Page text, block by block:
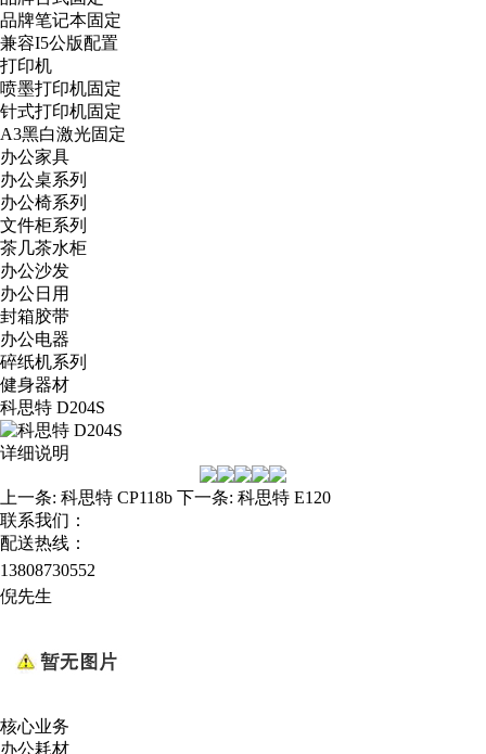
品牌笔记本固定
兼容I5公版配置
打印机
喷墨打印机固定
针式打印机固定
A3黑白激光固定
办公家具
办公桌系列
办公椅系列
文件柜系列
茶几茶水柜
办公沙发
办公日用
封箱胶带
办公电器
碎纸机系列
健身器材
科思特 D204S
详细说明
上一条: 科思特 CP118b 下一条: 科思特 E120
联系我们：
配送热线：
13808730552
倪先生
核心业务
办公耗材